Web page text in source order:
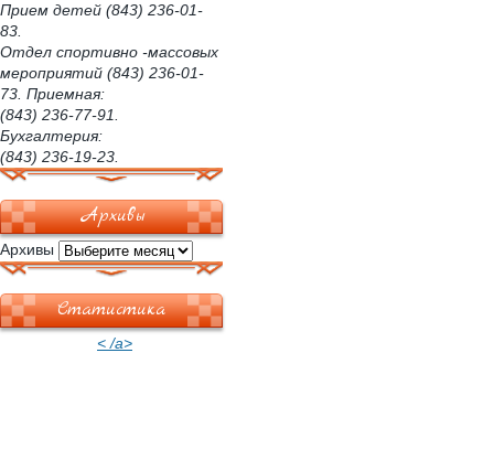
Прием детей (843) 236-01-
83.
Отдел спортивно -массовых
мероприятий (843) 236-01-
73. Приемная:
(843) 236-77-91.
Бухгалтерия:
(843) 236-19-23.
Архивы
Архивы
Статистика
< /a>